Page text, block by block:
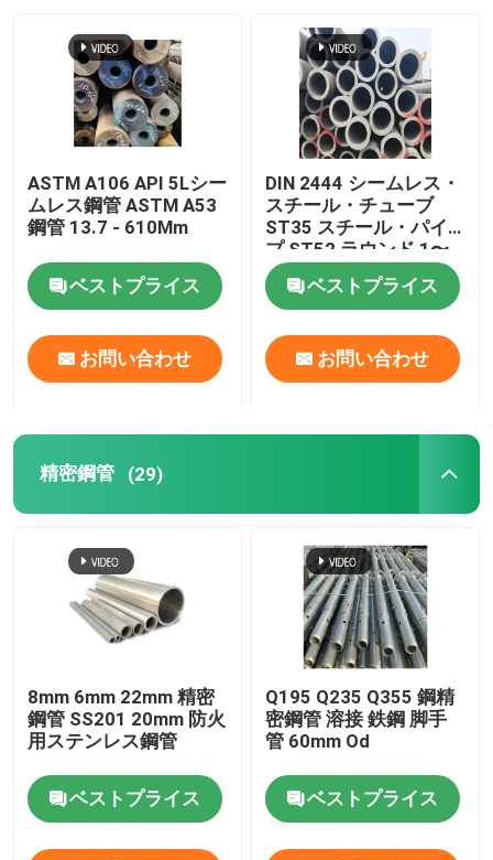
企業情報
会社案内
品質管理
お問い合わせ
ニュース
継ぎ目が無い鋼管
精密鋼管
油圧鋼管
ステンレス鋼板
ASTM A106 API 5Lシー
ムレス鋼管 ASTM A53
鋼管 13.7 - 610Mm
ベストプライス
お問い合わせ
DIN 2444 シームレス・
スチール・チューブ
ST35 スチール・パイ
プ ST52 ラウンド 1〜
15mm
ベストプライス
お問い合わせ
精密鋼管 (29)
8mm 6mm 22mm 精密
鋼管 SS201 20mm 防火
用ステンレス鋼管
ベストプライス
Q195 Q235 Q355 鋼精
密鋼管 溶接 鉄鋼 脚手
管 60mm Od
ベストプライス